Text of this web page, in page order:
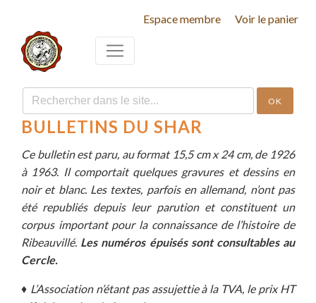
Espace membre Voir le panier
OK
BULLETINS DU SHAR
Ce bulletin est paru, au format 15,5 cm x 24 cm, de 1926
à 1963. Il comportait quelques gravures et dessins en
noir et blanc. Les textes, parfois en allemand, n’ont pas
été republiés depuis leur parution et constituent un
corpus important pour la connaissance de l’histoire de
Ribeauvillé. Les numéros épuisés sont consultables au
Cercle.
♦ L’Association n’étant pas assujettie à la TVA, le prix HT